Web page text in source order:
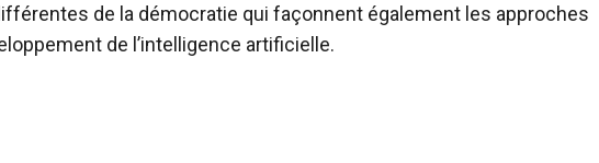
de la démocratie qui façonnent également les approches
de l’intelligence artificielle.